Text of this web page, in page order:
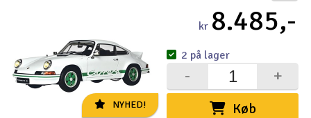
NYHED!
kr 8.485,-
Køb
+
-
2 på lager